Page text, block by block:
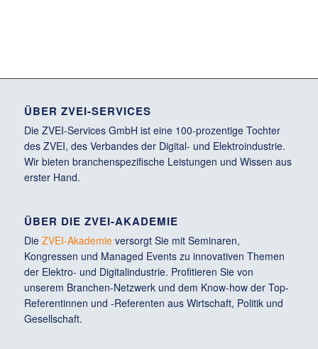
ÜBER ZVEI-SERVICES
Die ZVEI-Services GmbH ist eine 100-prozentige Tochter
des ZVEI, des Verbandes der Digital- und Elektroindustrie.
Wir bieten branchenspezifische Leistungen und Wissen aus
erster Hand.
ÜBER DIE ZVEI-AKADEMIE
Die ZVEI-Akademieversorgt Sie mit Seminaren,
Kongressen und Managed Events zu innovativen Themen
der Elektro- und Digitalindustrie. Profitieren Sie von
unserem Branchen-Netzwerk und dem Know-how der Top-
Referentinnen und -Referenten aus Wirtschaft, Politik und
Gesellschaft.